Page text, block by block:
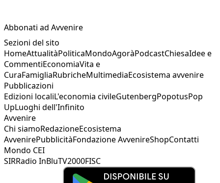
Abbonati ad Avvenire
Sezioni del sito
HomeAttualitàPoliticaMondoAgoràPodcastChiesaIdee e
CommentiEconomiaVita e
CuraFamigliaRubricheMultimediaEcosistema avvenire
Pubblicazioni
Edizioni localiL'economia civileGutenbergPopotusPop
UpLuoghi dell'Infinito
Avvenire
Chi siamoRedazioneEcosistema
AvvenirePubblicitàFondazione AvvenireShopContatti
Mondo CEI
SIRRadio InBluTV2000FISC